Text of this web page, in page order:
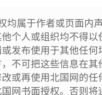
均属于作者或页面内
个人或组织均不得
发布使用于其他任
不可把这些信息在
或再使用北国网的
网书面授权。否则将